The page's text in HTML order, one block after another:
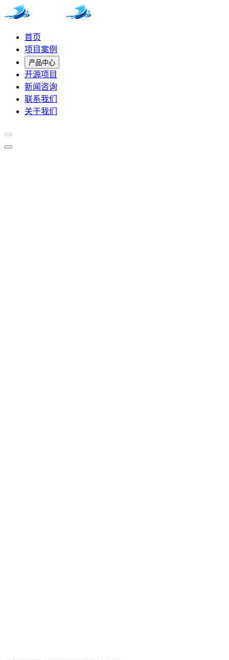
首页
项目案例
产品中心
开源项目
新闻咨询
联系我们
关于我们